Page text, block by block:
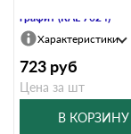
графит (RAL 7024)
Характеристики
723 руб
Цена за шт
В КОРЗИНУ